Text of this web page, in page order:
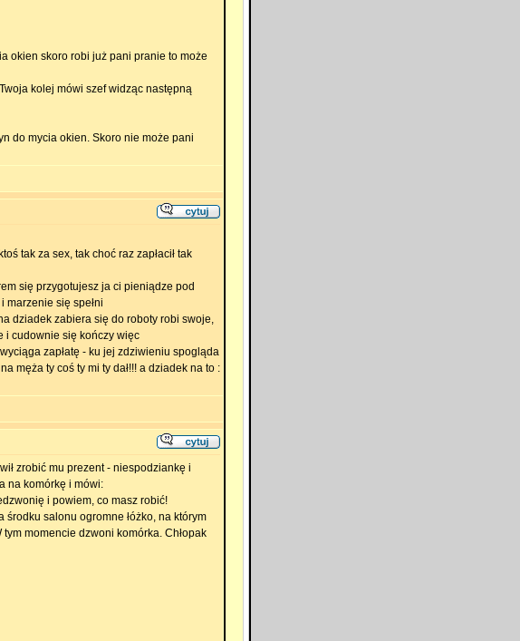
okien skoro robi już pani pranie to może
kolej mówi szef widząc następną
do mycia okien. Skoro nie może pani
tak za sex, tak choć raz zapłacił tak
się przygotujesz ja ci pieniądze pod
marzenie się spełni
dziadek zabiera się do roboty robi swoje,
i cudownie się kończy więc
zapłatę - ku jej zdziwieniu spogląda
męża ty coś ty mi ty dał!!! a dziadek na to :
zrobić mu prezent - niespodziankę i
na komórkę i mówi:
i powiem, co masz robić!
środku salonu ogromne łóżko, na którym
momencie dzwoni komórka. Chłopak